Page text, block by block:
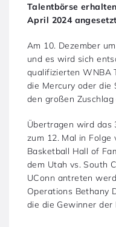
Talentbörse
April 2024
Am 10. Dezember
und es wird sich
qualifizierten WNBA
die Mercury oder die
den großen
Übertragen wird das
zum 12. Mal in Folge
Basketball Hall of
dem Utah vs. South
UConn antreten
Operations Bethany
die die Gewinner